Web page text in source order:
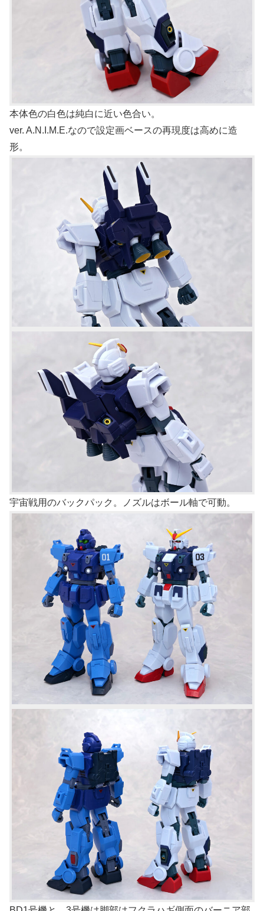
本体色の白色は純白に近い色合い。
ver. A.N.I.M.E.なので設定画ベースの再現度は高めに造
形。
宇宙戦用のバックパック。ノズルはボール軸で可動。